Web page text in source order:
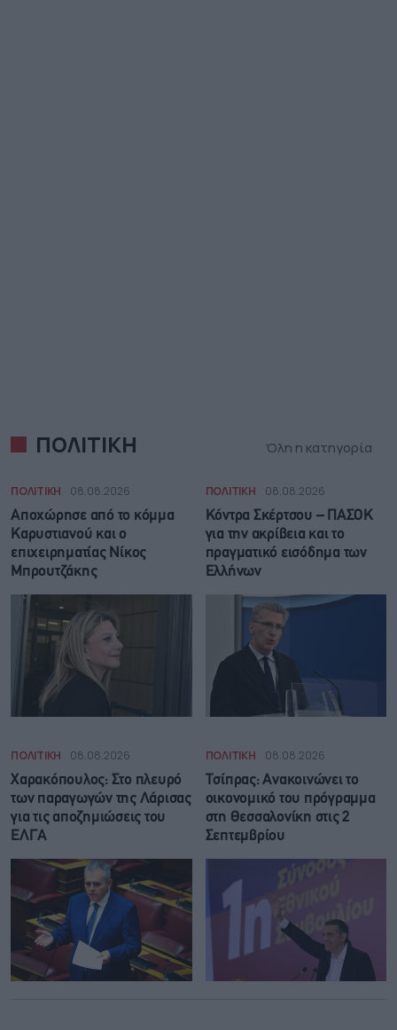
ΠΟΛΙΤΙΚΗ Όλη η κατηγορία
ΠΟΛΙΤΙΚΗ 08.08.2026
Αποχώρησε από το κόμμα
Καρυστιανού και ο
επιχειρηματίας Νίκος
Μπρουτζάκης
ΠΟΛΙΤΙΚΗ 08.08.2026
Κόντρα Σκέρτσου – ΠΑΣΟΚ
για την ακρίβεια και το
πραγματικό εισόδημα των
Ελλήνων
ΠΟΛΙΤΙΚΗ 08.08.2026
Χαρακόπουλος: Στο πλευρό
των παραγωγών της Λάρισας
για τις αποζημιώσεις του
ΕΛΓΑ
ΠΟΛΙΤΙΚΗ 08.08.2026
Τσίπρας: Ανακοινώνει το
οικονομικό του πρόγραμμα
στη Θεσσαλονίκη στις 2
Σεπτεμβρίου